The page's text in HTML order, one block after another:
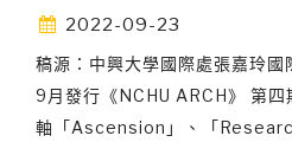
2022-09-23
稿源：中興大學國際處張嘉玲
9月發行《NCHU ARCH》 第四
軸「Ascension」、「